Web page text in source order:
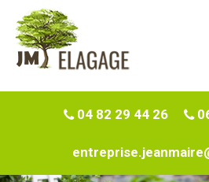
04 82 29 44 26